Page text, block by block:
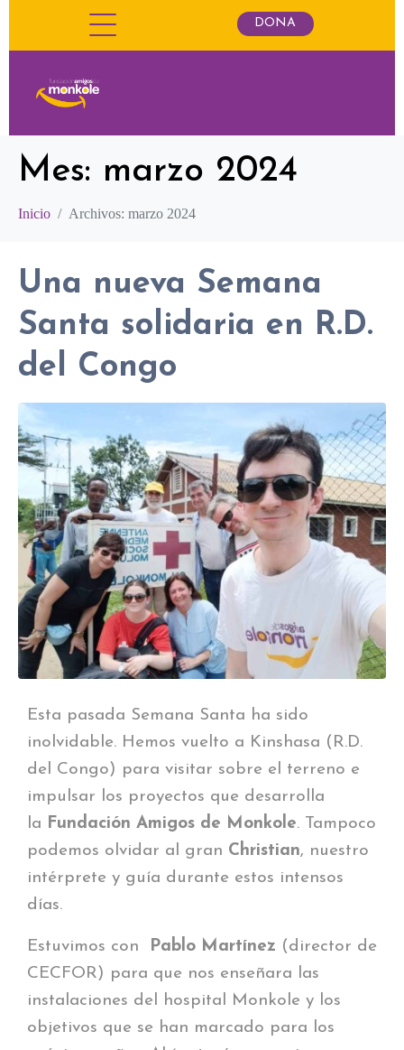
DONA
Mes: marzo 2024
Inicio Archivos: marzo 2024
Una nueva Semana
Santa solidaria en R.D.
del Congo
Esta pasada Semana Santa ha sido
inolvidable. Hemos vuelto a Kinshasa (R.D.
del Congo) para visitar sobre el terreno e
impulsar los proyectos que desarrolla
la Fundación Amigos de Monkole. Tampoco
podemos olvidar al gran Christian, nuestro
intérprete y guía durante estos intensos
días.
Estuvimos con Pablo Martínez (director de
CECFOR) para que nos enseñara las
instalaciones del hospital Monkole y los
objetivos que se han marcado para los